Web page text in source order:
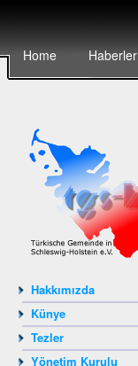
Home Haberler
Hakkımızda
Künye
Tezler
Yönetim Kurulu